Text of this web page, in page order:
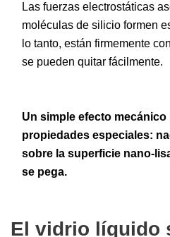
Las fuerzas electrostáticas
moléculas de silicio formen
lo tanto, están firmemente
se pueden quitar fácilmente.
Un simple efecto
propiedades especiales:
sobre la superficie nano-
se pega.
El vidrio líquido